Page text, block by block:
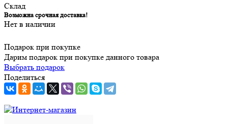
Склад
Возможна срочная доставка!
Нет в наличии
Подарок при покупке
Дарим подарок при покупке данного товара
Выбрать подарок
Поделиться